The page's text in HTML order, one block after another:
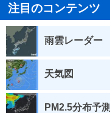
注目のコンテンツ
雨雲レーダー
天気図
PM2.5分布予測